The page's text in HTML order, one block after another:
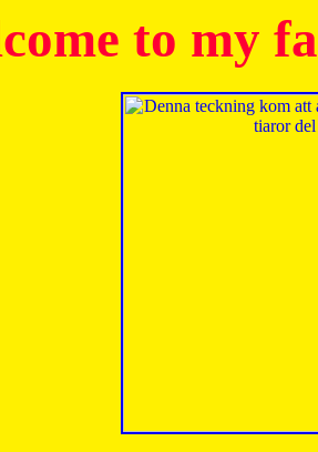
to my